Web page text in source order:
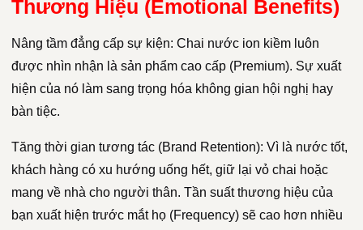
Thương Hiệu (Emotional Benefits)
Nâng tầm đẳng cấp sự kiện: Chai nước ion kiềm luôn
được nhìn nhận là sản phẩm cao cấp (Premium). Sự xuất
hiện của nó làm sang trọng hóa không gian hội nghị hay
bàn tiệc.
Tăng thời gian tương tác (Brand Retention): Vì là nước tốt,
khách hàng có xu hướng uống hết, giữ lại vỏ chai hoặc
mang về nhà cho người thân. Tần suất thương hiệu của
bạn xuất hiện trước mắt họ (Frequency) sẽ cao hơn nhiều